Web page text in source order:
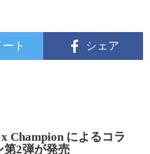
ト シェア
Champion によるコラ
第2弾が発売